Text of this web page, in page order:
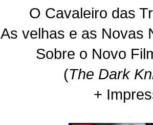
O Cavaleiro das
As velhas e as Novas
Sobre o Novo
(The Dark
+